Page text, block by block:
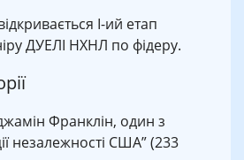
I-ий етап
ДУЕЛІ НХНЛ по фідеру.
Франклін, один з
незалежності США” (233